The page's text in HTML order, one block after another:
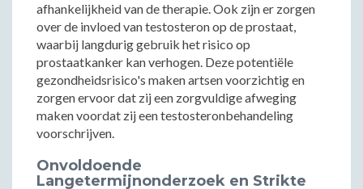
afhankelijkheid van de therapie. Ook zijn er zorgen
over de invloed van testosteron op de prostaat,
waarbij langdurig gebruik het risico op
prostaatkanker kan verhogen. Deze potentiële
gezondheidsrisico's maken artsen voorzichtig en
zorgen ervoor dat zij een zorgvuldige afweging
maken voordat zij een testosteronbehandeling
voorschrijven.
Onvoldoende
Langetermijnonderzoek en Strikte